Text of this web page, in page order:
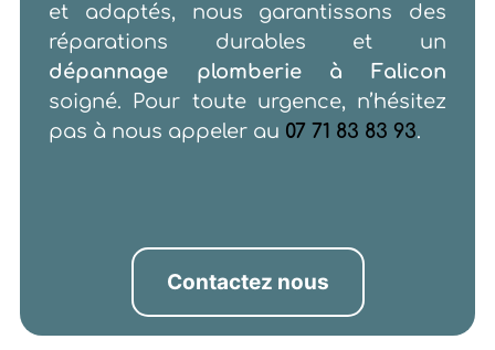
et adaptés, nous garantissons des
réparations durables et un
dépannage plomberie à Falicon
soigné. Pour toute urgence, n’hésitez
pas à nous appeler au 07 71 83 83 93.
Contactez nous